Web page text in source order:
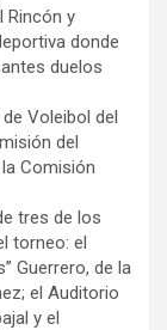
Rincón y
donde
duelos
Voleibol del
del
Comisión
tres de los
torneo: el
Guerrero, de la
el Auditorio
y el